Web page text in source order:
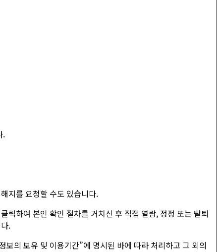
.
지를 요청할 수도 있습니다.
릭하여 본인 확인 절차를 거치신 후 직접 열람, 정정 또는 탈퇴
.
의 보유 및 이용기간”에 명시된 바에 따라 처리하고 그 외의